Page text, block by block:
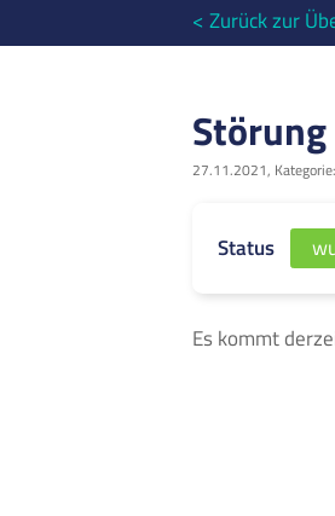
< Zurück zur
27.11.2021, Kategorie:
Status
Es kommt